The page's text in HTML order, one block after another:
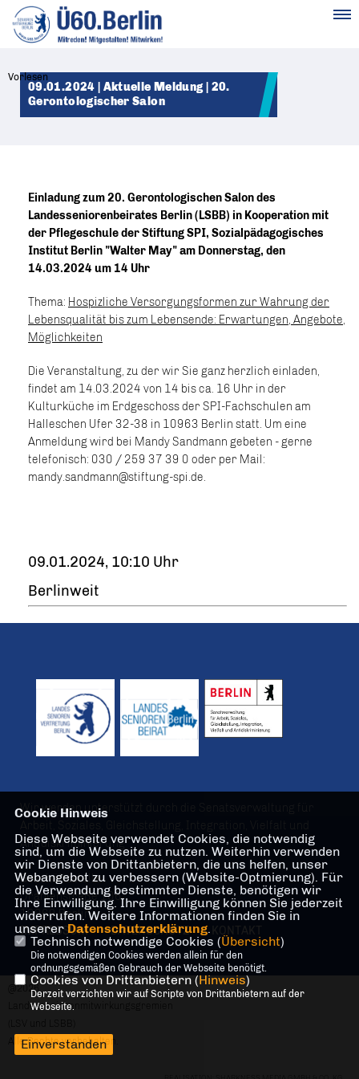
Vorlesen
09.01.2024 | Aktuelle Meldung | 20.
Gerontologischer Salon
Einladung zum 20. Gerontologischen Salon des
Landesseniorenbeirates Berlin (LSBB) in Kooperation mit
der Pflegeschule der Stiftung SPI, Sozialpädagogisches
Institut Berlin "Walter May" am Donnerstag, den
14.03.2024 um 14 Uhr
Thema: Hospizliche Versorgungsformen zur Wahrung der
Lebensqualität bis zum Lebensende: Erwartungen, Angebote,
Möglichkeiten
Die Veranstaltung, zu der wir Sie ganz herzlich einladen,
findet am 14.03.2024 von 14 bis ca. 16 Uhr in der
Kulturküche im Erdgeschoss der SPI-Fachschulen am
Halleschen Ufer 32-38 in 10963 Berlin statt. Um eine
Anmeldung wird bei Mandy Sandmann gebeten - gerne
telefonisch: 030 / 259 37 39 0 oder per Mail:
mandy.sandmann@stiftung-spi.de.
09.01.2024, 10:10 Uhr
Berlinweit
Wir werden unterstützt durch die Senatsverwaltung für
Antidiskriminierung
Geschäftsstelle
Oranienstraße 106
10969 Berlin
IMPRESSUM
DATENSCHUTZ
@2026
Landesseniorenmitwirkungsgremien
Alle Rechte vorbehalten.
Cookie Hinweis
Diese Webseite verwendet Cookies, die notwendig
sind, um die Webseite zu nutzen. Weiterhin verwenden
wir Dienste von Drittanbietern, die uns helfen, unser
Webangebot zu verbessern (Website-Optmierung). Für
die Verwendung bestimmter Dienste, benötigen wir
Ihre Einwilligung. Ihre Einwilligung können Sie jederzeit
widerrufen. Weitere Informationen finden Sie in
unserer Datenschutzerklärung.
Technisch notwendige Cookies (Übersicht)
Die notwendigen Cookies werden allein für den
ordnungsgemäßen Gebrauch der Webseite benötigt.
Cookies von Drittanbietern (Hinweis)
Derzeit verzichten wir auf Scripte von Drittanbietern auf der
Webseite.
Einverstanden